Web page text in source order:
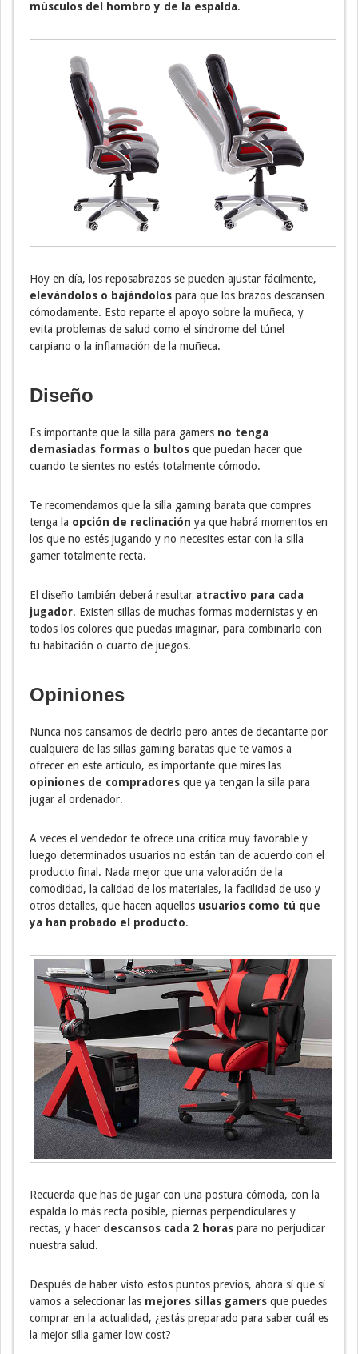
músculos del hombro y de la espalda.
Hoy en día, los reposabrazos se pueden ajustar fácilmente,
elevándolos o bajándolos para que los brazos descansen
cómodamente. Esto reparte el apoyo sobre la muñeca, y
evita problemas de salud como el síndrome del túnel
carpiano o la inflamación de la muñeca.
Diseño
Es importante que la silla para gamers no tenga
demasiadas formas o bultos que puedan hacer que
cuando te sientes no estés totalmente cómodo.
Te recomendamos que la silla gaming barata que compres
tenga la opción de reclinación ya que habrá momentos en
los que no estés jugando y no necesites estar con la silla
gamer totalmente recta.
El diseño también deberá resultar atractivo para cada
jugador. Existen sillas de muchas formas modernistas y en
todos los colores que puedas imaginar, para combinarlo con
tu habitación o cuarto de juegos.
Opiniones
Nunca nos cansamos de decirlo pero antes de decantarte por
cualquiera de las sillas gaming baratas que te vamos a
ofrecer en este artículo, es importante que mires las
opiniones de compradores que ya tengan la silla para
jugar al ordenador.
A veces el vendedor te ofrece una crítica muy favorable y
luego determinados usuarios no están tan de acuerdo con el
producto final. Nada mejor que una valoración de la
comodidad, la calidad de los materiales, la facilidad de uso y
otros detalles, que hacen aquellos usuarios como tú que
ya han probado el producto.
Recuerda que has de jugar con una postura cómoda, con la
espalda lo más recta posible, piernas perpendiculares y
rectas, y hacer descansos cada 2 horas para no perjudicar
nuestra salud.
Después de haber visto estos puntos previos, ahora sí que sí
vamos a seleccionar las mejores sillas gamers que puedes
comprar en la actualidad, ¿estás preparado para saber cuál es
la mejor silla gamer low cost?